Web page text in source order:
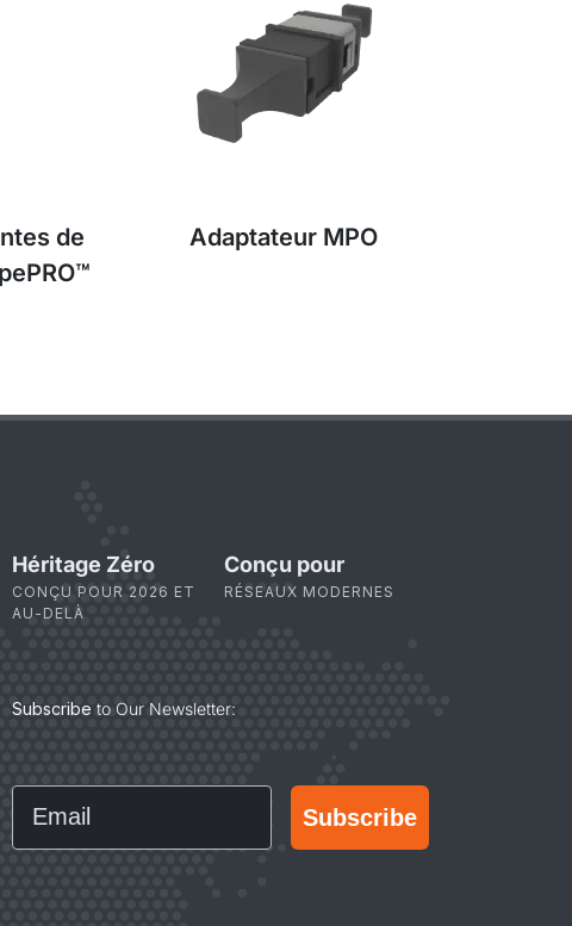
de
Adaptateur MPO
Héritage Zéro
CONÇU POUR 2026 ET
AU-DELÀ
Conçu pour
RÉSEAUX MODERNES
Subscribe to Our Newsletter:
Email
Subscribe